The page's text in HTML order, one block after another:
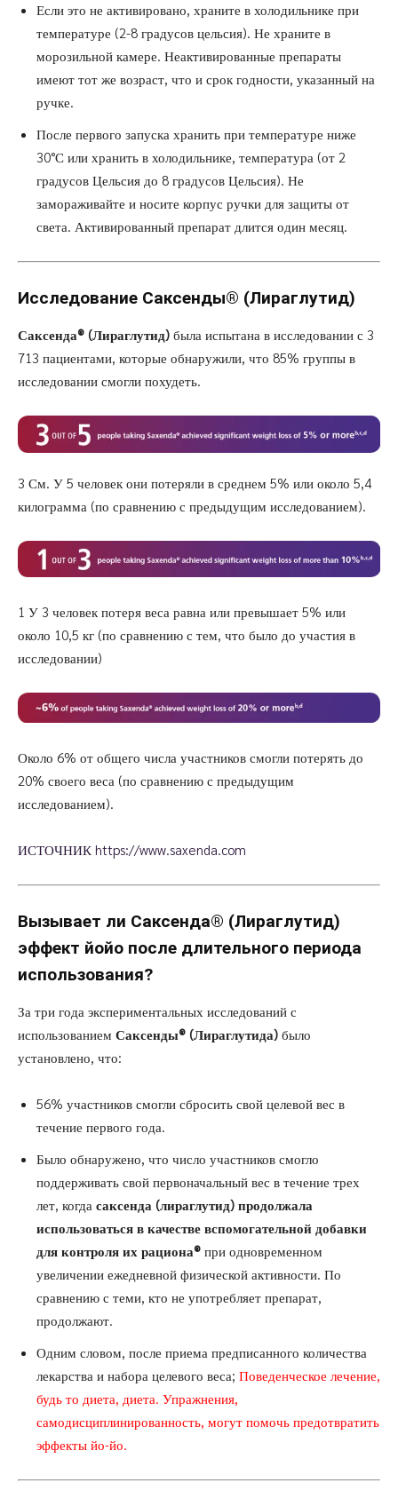
Если это не активировано, храните в холодильнике при
температуре (2-8 градусов цельсия). Не храните в
морозильной камере. Неактивированные препараты
имеют тот же возраст, что и срок годности, указанный на
ручке.
После первого запуска хранить при температуре ниже
30°С или хранить в холодильнике, температура (от 2
градусов Цельсия до 8 градусов Цельсия). Не
замораживайте и носите корпус ручки для защиты от
света. Активированный препарат длится один месяц.
Исследование Саксенды® (Лираглутид)
Саксенда® (Лираглутид) была испытана в исследовании с 3
713 пациентами, которые обнаружили, что 85% группы в
исследовании смогли похудеть.
3 См. У 5 человек они потеряли в среднем 5% или около 5,4
килограмма (по сравнению с предыдущим исследованием).
1 У 3 человек потеря веса равна или превышает 5% или
около 10,5 кг (по сравнению с тем, что было до участия в
исследовании)
Около 6% от общего числа участников смогли потерять до
20% своего веса (по сравнению с предыдущим
исследованием).
ИСТОЧНИК https://www.saxenda.com
Вызывает ли Саксенда® (Лираглутид)
эффект йойо после длительного периода
использования?
За три года экспериментальных исследований с
использованием Саксенды® (Лираглутида) было
установлено, что:
56% участников смогли сбросить свой целевой вес в
течение первого года.
Было обнаружено, что число участников смогло
поддерживать свой первоначальный вес в течение трех
лет, когда саксенда (лираглутид) продолжала
использоваться в качестве вспомогательной добавки
для контроля их рациона® при одновременном
увеличении ежедневной физической активности. По
сравнению с теми, кто не употребляет препарат,
продолжают.
Одним словом, после приема предписанного количества
лекарства и набора целевого веса; Поведенческое лечение,
будь то диета, диета. Упражнения,
самодисциплинированность, могут помочь предотвратить
эффекты йо-йо.